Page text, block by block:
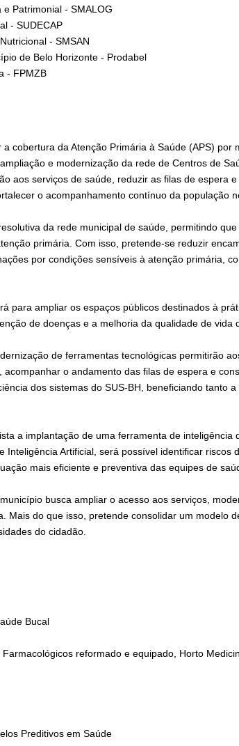
Patrimonial - SMALOG
- SUDECAP
- SMSAN
de Belo Horizonte - Prodabel
- FPMZB
cobertura da Atenção Primária à Saúde (APS) por
e modernização da rede de Centros de
aos serviços de saúde, reduzir as filas de espera
o acompanhamento contínuo da população
da rede municipal de saúde, permitindo
primária. Com isso, pretende-se reduzir
por condições sensíveis à atenção primária,
para ampliar os espaços públicos destinados à
de doenças e a melhoria da qualidade de vida
de ferramentas tecnológicas permitirão
o andamento das filas de espera e
dos sistemas do SUS-BH, beneficiando tanto
a implantação de uma ferramenta de inteligência
Inteligência Artificial, será possível identificar riscos
mais eficiente e preventiva das equipes de
busca ampliar o acesso aos serviços,
Mais do que isso, pretende consolidar um modelo
do cidadão.
Bucal
reformado e equipado, Horto
Preditivos em Saúde